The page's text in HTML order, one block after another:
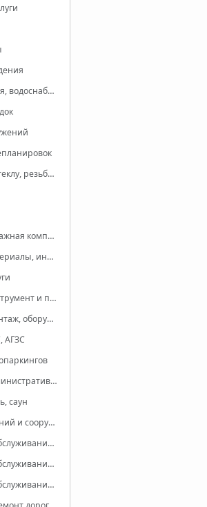
Системы отопления, водоснабжения, канализации
Стекло, узоры по стеклу, резьба по стеклу, зеркала
Строительно-монтажная компания
Строительные материалы, инструменты
Строительный инструмент и приспособления
Строительство, монтаж, оборудование бассейнов, фонтанов
АГЗС
Строительство административных зданий
саун
Строительство зданий и сооружений
Строительство и обслуживание АЭС, ГЭС, ТЭЦ
Строительство и обслуживание систем газоснабжения
Строительство и обслуживание электросетей